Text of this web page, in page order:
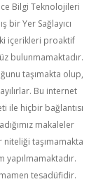
Bilgi Teknolojileri
bir Yer Sağlayıcı
içerikleri proaktif
bulunmamaktadır.
taşımakta olup,
Bu internet
ile hiçbir bağlantısı
makaleler
taşımamakta
yapılmamaktadır.
tesadüfidir.